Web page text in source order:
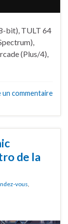
bit), TULT 64
(Plus/4),
un commentaire
de la
vous